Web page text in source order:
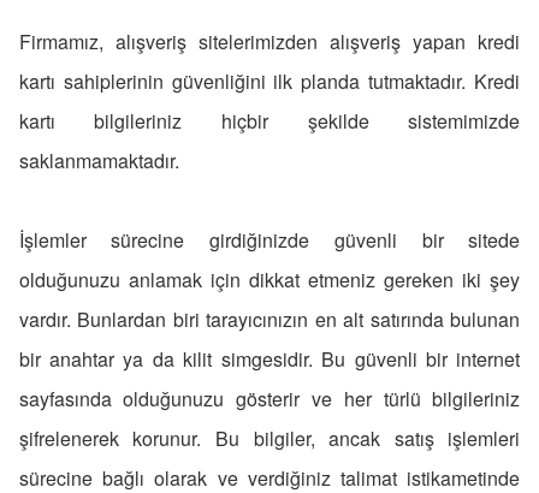
Firmamız, alışveriş sitelerimizden alışveriş yapan kredi
kartı sahiplerinin güvenliğini ilk planda tutmaktadır. Kredi
kartı bilgileriniz hiçbir şekilde sistemimizde
saklanmamaktadır.
İşlemler sürecine girdiğinizde güvenli bir sitede
olduğunuzu anlamak için dikkat etmeniz gereken iki şey
vardır. Bunlardan biri tarayıcınızın en alt satırında bulunan
bir anahtar ya da kilit simgesidir. Bu güvenli bir internet
sayfasında olduğunuzu gösterir ve her türlü bilgileriniz
şifrelenerek korunur. Bu bilgiler, ancak satış işlemleri
sürecine bağlı olarak ve verdiğiniz talimat istikametinde